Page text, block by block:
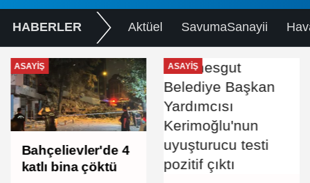
HABERLER Aktüel SavumaSanayii
ASAYIŞ
Bahçelievler'de 4
katlı bina çöktü
ASAYIŞ